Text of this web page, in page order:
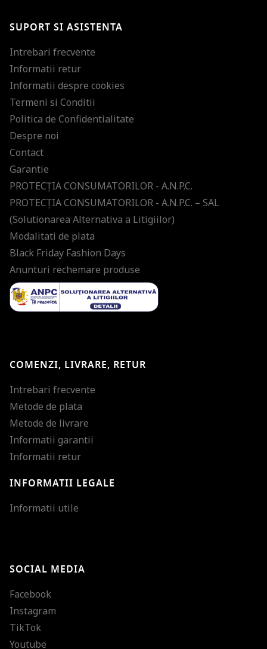
SUPORT SI ASISTENTA
Intrebari frecvente
Informatii retur
Informatii despre cookies
Termeni si Conditii
Politica de Confidentialitate
Despre noi
Contact
Garantie
PROTECŢIA CONSUMATORILOR - A.N.P.C.
PROTECŢIA CONSUMATORILOR - A.N.P.C. – SAL
(Solutionarea Alternativa a Litigiilor)
Modalitati de plata
Black Friday Fashion Days
Anunturi rechemare produse
COMENZI, LIVRARE, RETUR
Intrebari frecvente
Metode de plata
Metode de livrare
Informatii garantii
Informatii retur
INFORMATII LEGALE
Informatii utile
SOCIAL MEDIA
Facebook
Instagram
TikTok
Youtube